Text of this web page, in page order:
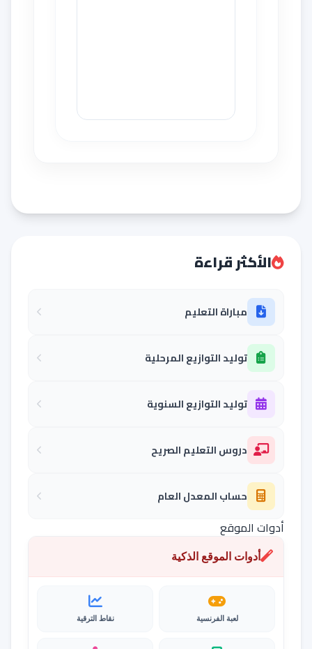
الأكثر قراءة
مباراة التعليم
توليد التوازيع المرحلية
توليد التوازيع السنوية
دروس التعليم الصريح
حساب المعدل العام
أدوات الموقع
أدوات الموقع الذكية
لعبة الفرنسية نقاط الترقية